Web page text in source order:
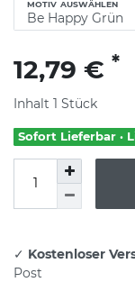
MOTIV AUSWÄHLEN
12,79 € *
Inhalt 1 Stück
Sofort Lieferbar ·
✓ Kostenloser
Post